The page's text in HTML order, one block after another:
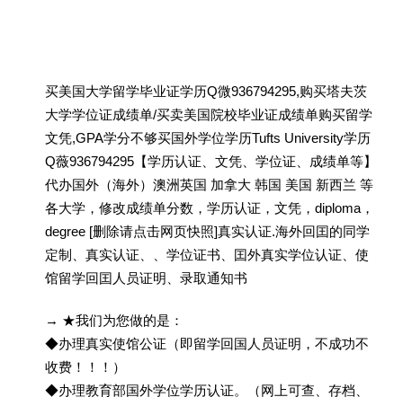
买美国大学留学毕业证学历Q微936794295,购买塔夫茨
大学学位证成绩单/买卖美国院校毕业证成绩单购买留学
文凭,GPA学分不够买国外学位学历Tufts University学历
Q薇936794295【学历认证、文凭、学位证、成绩单等】
代办国外（海外）澳洲英国 加拿大 韩国 美国 新西兰 等
各大学，修改成绩单分数，学历认证，文凭，diploma，
degree [删除请点击网页快照]真实认证.海外回囯的同学
定制、真实认证、、学位证书、囯外真实学位认证、使
馆留学回囯人员证明、录取通知书
→ ★我们为您做的是：
◆办理真实使馆公证（即留学回国人员证明，不成功不
收费！！！）
◆办理教育部国外学位学历认证。（网上可查、存档、